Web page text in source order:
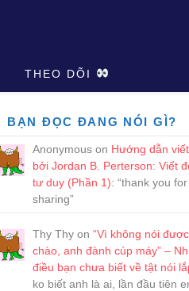
THEO DÕI
BẠN ĐỌC ĐANG NÓI GÌ?
Anonymous on Hướng dẫn
bởi Jordan B. Perterson: Viết
tư duy (Phần 1): “thank you
sharing”
Thy Thy on “Vì không nói
chào, anh đành cúp máy” –
điều bạn chưa biết về tật nói
ko biết anh là ai, lần đầu tiên